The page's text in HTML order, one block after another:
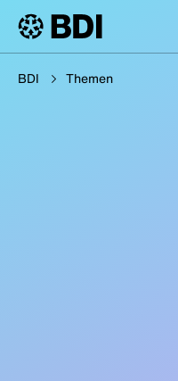
BDI Themen